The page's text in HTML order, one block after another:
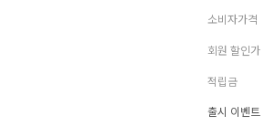
소비자가격
회원 할인가
적립금
출시 이벤트